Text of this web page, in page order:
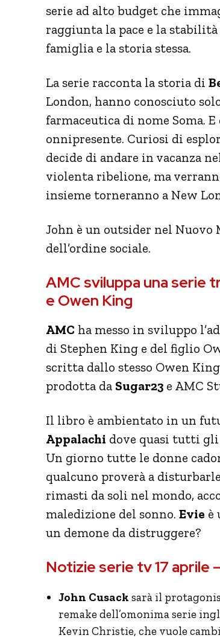
serie ad alto budget che
raggiunta la pace e la
famiglia e la storia stessa.
La serie racconta la storia di
London, hanno conosciuto
farmaceutica di nome Soma.
onnipresente. Curiosi di
decide di andare in vacanza
violenta ribelione, ma
insieme torneranno a New
John è un outsider nel Nuovo
dell’ordine sociale.
AMC sviluppa una serie
e Owen King
AMC ha messo in sviluppo
di Stephen King e del figlio
scritta dallo stesso Owen
prodotta da Sugar23 e AMC
Il libro è ambientato in un
Appalachi dove quasi tutti
Un giorno tutte le donne
qualcuno proverà a
rimasti da soli nel mondo,
maledizione del sonno. Evie è
un demone da distruggere?
Notizie serie tv 17 aprile
John Cusack sarà il
remake dell’omonima serie
Kevin Christie, che vuole